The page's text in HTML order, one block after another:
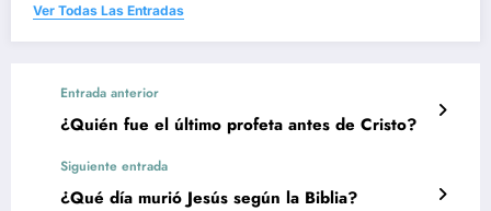
Ver Todas Las Entradas
Entrada anterior
¿Quién fue el último profeta antes de Cristo?
Siguiente entrada
¿Qué día murió Jesús según la Biblia?